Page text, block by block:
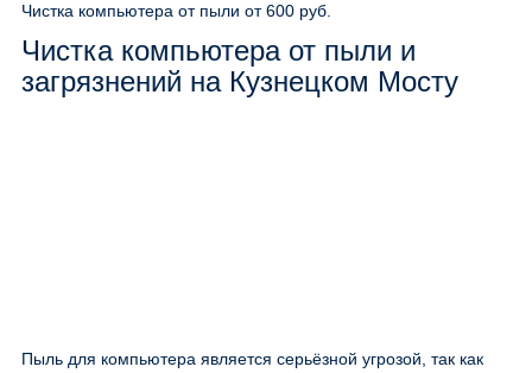
Чистка компьютера от пыли от 600 руб.
Чистка компьютера от пыли и
загрязнений на Кузнецком Мосту
Пыль для компьютера является серьёзной угрозой, так как